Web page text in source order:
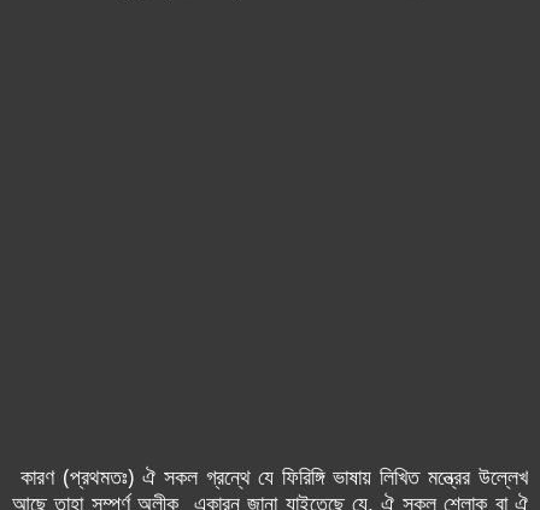
কারণ (প্রথমতঃ) ঐ সকল গ্রন্থে যে ফিরিঙ্গি ভাষায় লিখিত মন্ত্রের উল্লেখ
আছে তাহা সম্পূর্ণ অলীক একারন জানা যাইতেছে যে, ঐ সকল শ্লোক বা ঐ